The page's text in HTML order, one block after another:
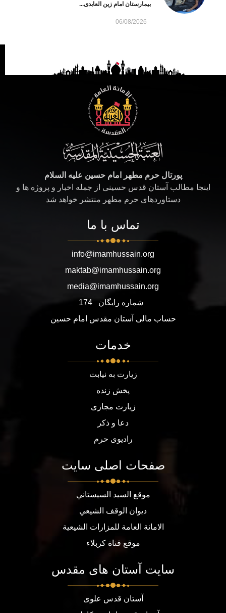
بیمارستان امام زین العابدی...
06/08/2026
پورتال حرم مطهر امام حسین علیه السلام
اینجا مطالب آستان قدس حسینی از جمله اخبار و پروژه ها و
دستاوردهای حرم مطهر منتشر خواهد شد
تماس با ما
info@imamhussain.org
maktab@imamhussain.org
media@imamhussain.org
شماره رایگان
174
حساب مالی آستان مقدس امام حسین
خدمات
زیارت به نیابت
پخش زنده
زیارت مجازی
دعا و ذکر
رادیوی حرم
صفحات اصلی سایت
موقع السيد السيستاني
ديوان الوقف الشيعي
الامانة العامة للمزارات الشيعية
موقع قناة كربلاء
سایت آستان های مقدس
آستان قدس علوی